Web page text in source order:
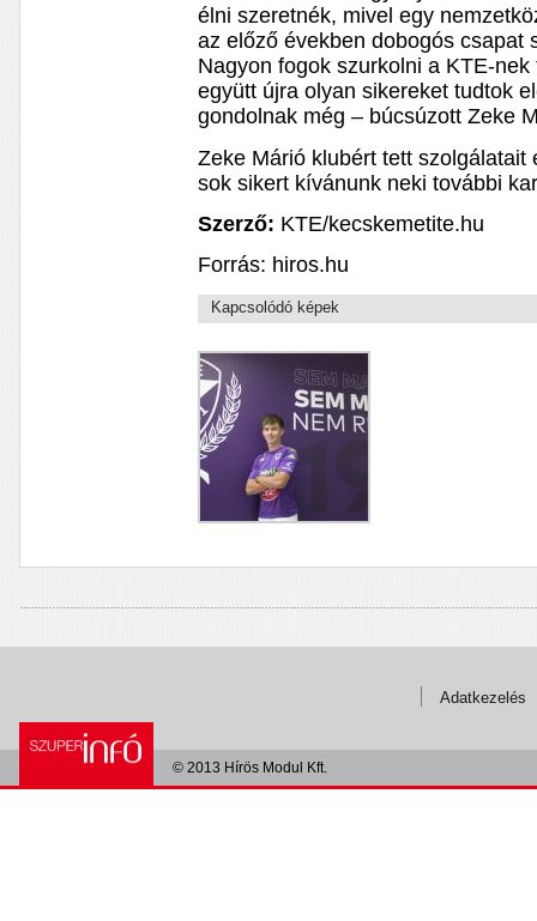
élni szeretnék, mivel egy
az előző években dobogós csapat
Nagyon fogok szurkolni a KTE-
együtt újra olyan sikereket tudtok
gondolnak még – búcsúzott Zeke
Zeke Márió klubért tett
sok sikert kívánunk neki további
Szerző: KTE/kecskemetite.hu
Forrás: hiros.hu
Kapcsolódó képek
Adatkezelés
© 2013 Hírös Modul Kft.